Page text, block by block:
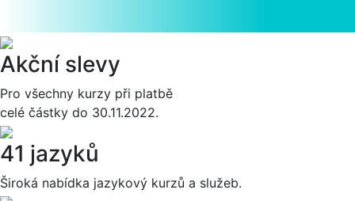
Akční slevy
Pro všechny kurzy při platbě
celé částky do 30.11.2022.
41 jazyků
Široká nabídka jazykový kurzů a služeb.